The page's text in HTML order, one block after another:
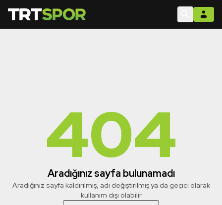
404
Aradığınız sayfa bulunamadı
Aradığınız sayfa kaldırılmış, adı değiştirilmiş ya da geçici olarak
kullanım dışı olabilir